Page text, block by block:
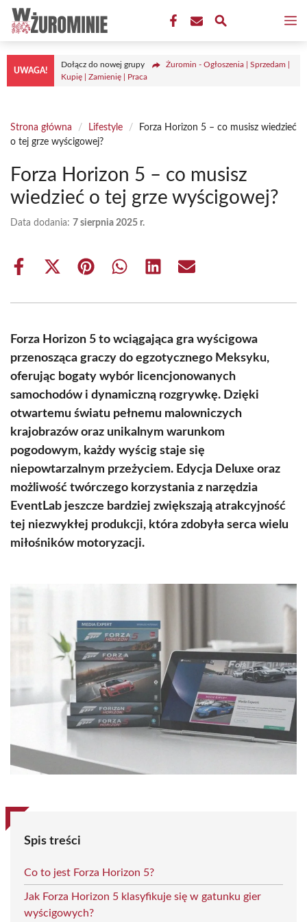
Przejdź
treści
UWAGA!
Dołącz do nowej grupy
Żuromin - Ogłoszenia | Sprzedam |
Kupię | Zamienię | Praca
Strona główna / Lifestyle /
Forza Horizon 5 – co musisz wiedzieć
o tej grze wyścigowej?
Forza Horizon 5 – co musisz
wiedzieć o tej grze wyścigowej?
Data dodania: 7 sierpnia 2025 r.
Share
Share
(Twitter)
Share Share Share Share
Forza Horizon 5 to wciągająca gra wyścigowa
przenosząca graczy do egzotycznego Meksyku,
oferując bogaty wybór licencjonowanych
samochodów i dynamiczną rozgrywkę. Dzięki
otwartemu światu pełnemu malowniczych
krajobrazów oraz unikalnym warunkom
pogodowym, każdy wyścig staje się
niepowtarzalnym przeżyciem. Edycja Deluxe oraz
możliwość twórczego korzystania z narzędzia
EventLab jeszcze bardziej zwiększają atrakcyjność
tej niezwykłej produkcji, która zdobyła serca wielu
miłośników motoryzacji.
Spis treści
Co to jest Forza Horizon 5?
Jak Forza Horizon 5 klasyfikuje się w gatunku gier
wyścigowych?